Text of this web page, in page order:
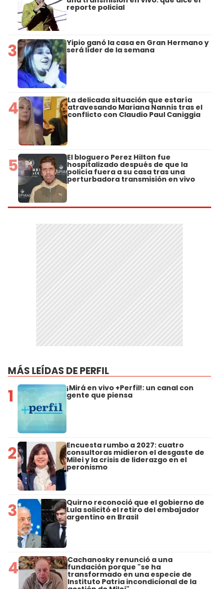
reporte policial
3 Yipio ganó la casa en Gran Hermano y
será líder de la semana
4 La delicada situación que estaría
atravesando Mariana Nannis tras el
conflicto con Claudio Paul Caniggia
5 El bloguero Perez Hilton fue
hospitalizado después de que la
policía fuera a su casa tras una
perturbadora transmisión en vivo
MÁS LEÍDAS DE PERFIL
1 ¡Mirá en vivo +Perfil!: un canal con
gente que piensa
2 Encuesta rumbo a 2027: cuatro
consultoras midieron el desgaste de
Milei y la crisis de liderazgo en el
peronismo
3 Quirno reconoció que el gobierno de
Lula solicitó el retiro del embajador
argentino en Brasil
4 Cachanosky renunció a una
fundación porque "se ha
transformado en una especie de
Instituto Patria incondicional de la